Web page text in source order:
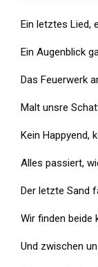
Ein letztes Lied,
Ein Augenblick
Das Feuerwerk
Malt unsre
Kein Happyend,
Alles passiert,
Der letzte Sand
Wir finden beide
Und zwischen